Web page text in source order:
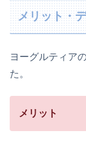
メリット・
ヨーグルティア
た。
メリット